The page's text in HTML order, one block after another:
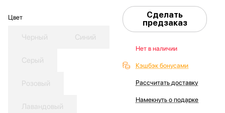
Цвет
Черный Синий
Серый
Розовый
Лавандовый
Сделать
предзаказ
Нет в наличии
Кэшбэк бонусами
Рассчитать доставку
Намекнуть о подарке